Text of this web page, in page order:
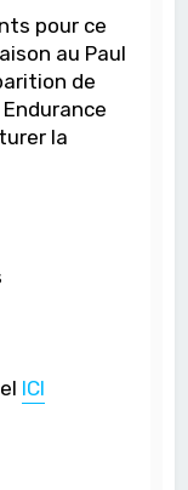
pour ce
au Paul
de
la
ICI